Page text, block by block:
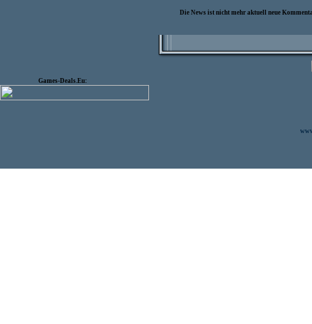
Games-Deals.Eu:
Die News ist nicht mehr aktuell neue